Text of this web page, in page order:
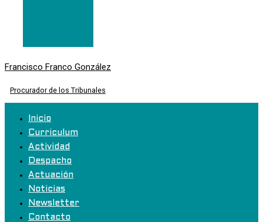
Francisco Franco González
Procurador de los Tribunales
Inicio
Curriculum
Actividad
Despacho
Actuación
Noticias
Newsletter
Contacto